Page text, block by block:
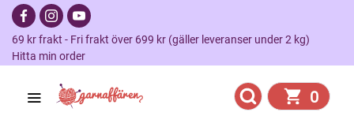
69 kr frakt - Fri frakt över 699 kr (gäller leveranser under 2 kg)
Hitta min order
0